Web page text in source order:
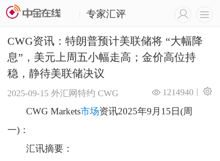
专家汇评
CWG资讯：特朗普预计美联储将 “大幅降
息”，美元上周五小幅走高；金价高位持
稳，静待美联储决议
2025-09-15 外汇网特约 CWG |
1214940
CWG Markets市场资讯2025年9月15日(周
一)：
汇讯摘要：